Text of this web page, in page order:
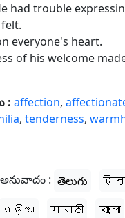
had trouble
everyone's heart.
of his welcome
: affection,
, tenderness,
: తెలుగు
ଓଡ଼ିଆ मराठी বাংলা